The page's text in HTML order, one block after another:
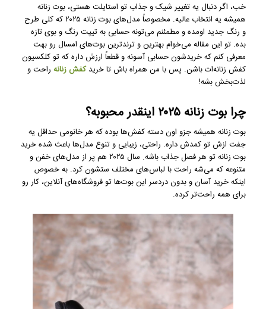
خب، اگر دنبال یه تغییر شیک و جذاب تو استایلت هستی، بوت زنانه
همیشه یه انتخاب عالیه. مخصوصاً مدل‌های بوت زنانه ۲۰۲۵ که کلی طرح
و رنگ جدید اومده و مطمئنم می‌تونه حسابی به تیپت رنگ و بوی تازه
بده. تو این مقاله می‌خوام بهترین و ترندترین بوت‌های امسال رو بهت
معرفی کنم که خریدشون حسابی آسونه و قطعاً ارزش داره که تو کلکسیون
کفش زنانه‌ات باشن. پس با من همراه باش تا خریدکفش زنانه‌راحت و
لذت‌بخش بشه!
چرا بوت زنانه ۲۰۲۵ اینقدر محبوبه؟
بوت زنانه همیشه جزو اون دسته کفش‌ها بوده که هر خانومی حداقل یه
جفت ازش تو کمدش داره. راحتی، زیبایی و تنوع مدل‌ها باعث شده خرید
بوت زنانه تو هر فصل جذاب باشه. سال ۲۰۲۵ هم پر از مدل‌های خفن و
متنوعه که می‌شه راحت با لباس‌های مختلف ستشون کرد. به خصوص
اینکه خرید آسان و بدون دردسر این بوت‌ها تو فروشگاه‌های آنلاین، کار رو
برای همه راحت‌تر کرده.